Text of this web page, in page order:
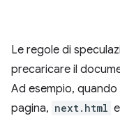
Le regole di
precaricare il
Ad esempio, quando
pagina, next.html e